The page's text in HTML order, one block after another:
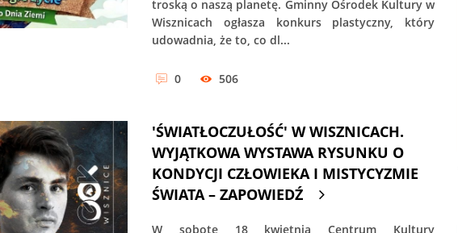
troską o naszą planetę. Gminny Ośrodek Kultury w
Wisznicach ogłasza konkurs plastyczny, który
udowadnia, że to, co dl...
0 506
'ŚWIATŁOCZUŁOŚĆ' W WISZNICACH.
WYJĄTKOWA WYSTAWA RYSUNKU O
KONDYCJI CZŁOWIEKA I MISTYCYZMIE
ŚWIATA – ZAPOWIEDŹ
W sobotę 18 kwietnia Centrum Kultury